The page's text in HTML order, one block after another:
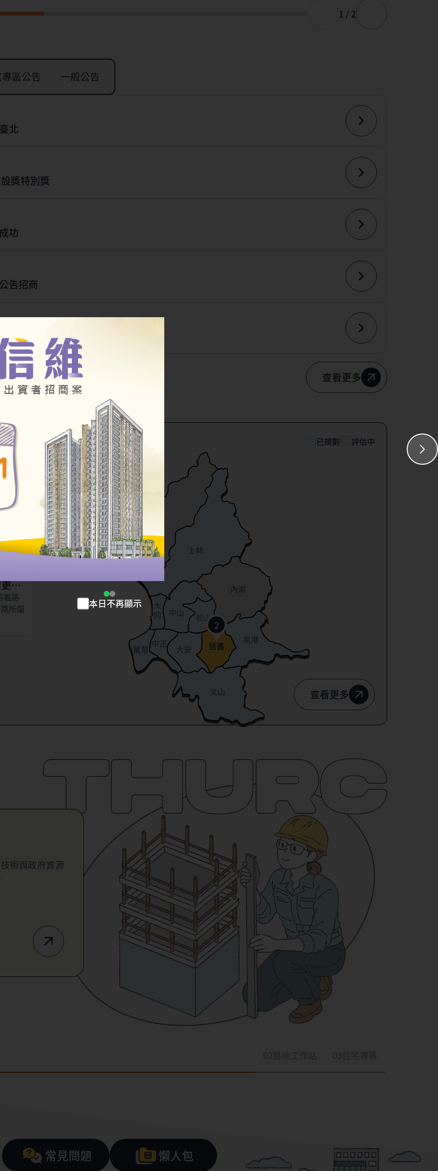
1 / 2
區公告 一般公告
北
獎特別獎
功
市更新公告招商
告
查看更多
幸福住宅 其他房源 已規劃 評估中
中正
大
同 中山 松山
大安
萬華 信義
士林
內湖
南港
文山
2
段
都
新
義路
所圍
查看更多
術與政府資源
常見問題 懶人包
本日不再顯示